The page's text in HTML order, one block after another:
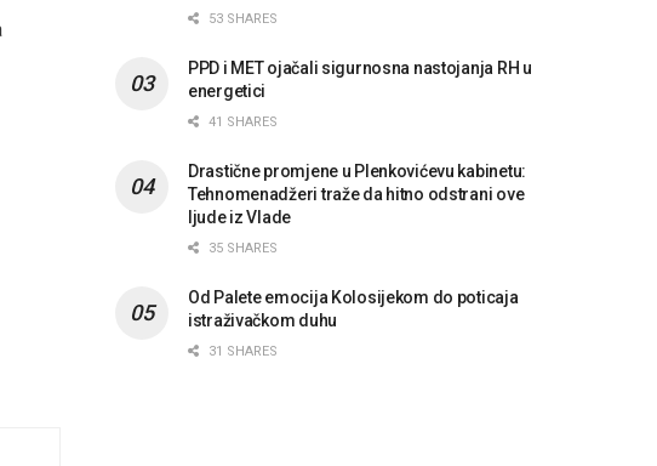
53 SHARES
PPD i MET ojačali sigurnosna nastojanja RH u
energetici
41 SHARES
Drastične promjene u Plenkovićevu kabinetu:
Tehnomenadžeri traže da hitno odstrani ove
ljude iz Vlade
35 SHARES
Od Palete emocija Kolosijekom do poticaja
istraživačkom duhu
31 SHARES